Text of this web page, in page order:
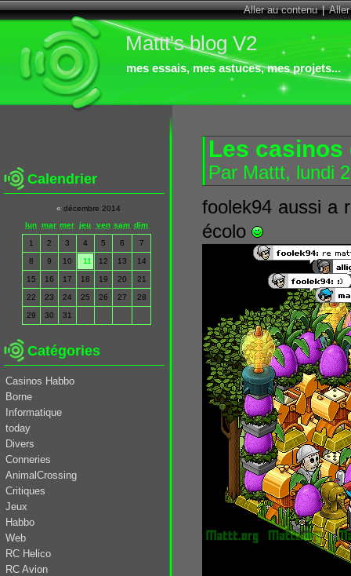
Aller au contenu|
Mattt's blog V2
mes essais, mes astuces, mes projets...
Les casinos
Par Mattt, lundi
foolek94 aussi a
écolo
Calendrier
« décembre 2014
lun mar mer jeu ven sam dim
1 2 3 4 5 6 7
8 9 10 11 12 13 14
15 16 17 18 19 20 21
22 23 24 25 26 27 28
29 30 31
Catégories
Casinos Habbo
Borne
Informatique
today
Divers
Conneries
AnimalCrossing
Critiques
Jeux
Habbo
Web
RC Helico
RC Avion